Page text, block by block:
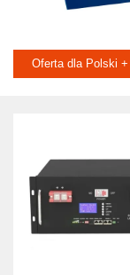
Oferta dla Polski +